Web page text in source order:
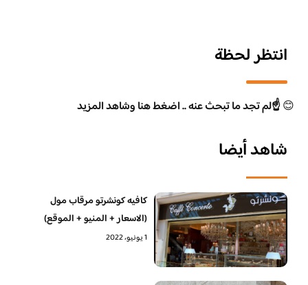
انتظر لحظة
😊☝️لم تجد ما تبحث عنه .. اضغط هنا وشاهد المزيد
شاهد أيضا
كافيه كونشرتو مرقاب مول
(الاسعار + المنيو + الموقع)
1 يونيو، 2022